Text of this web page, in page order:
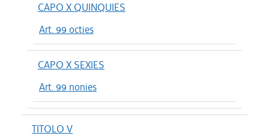
CAPO X QUINQUIES
Art. 99 octies
CAPO X SEXIES
Art. 99 nonies
TITOLO V